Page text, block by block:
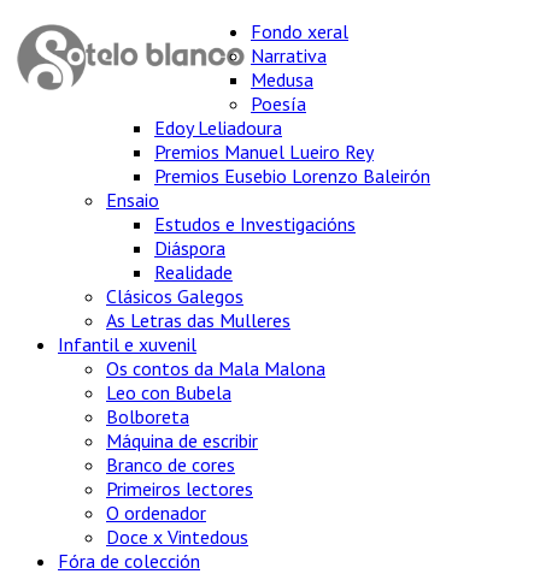
Fondo xeral
Narrativa
Medusa
Poesía
Edoy Leliadoura
Premios Manuel Lueiro Rey
Premios Eusebio Lorenzo Baleirón
Ensaio
Estudos e Investigacións
Diáspora
Realidade
Clásicos Galegos
As Letras das Mulleres
Infantil e xuvenil
Os contos da Mala Malona
Leo con Bubela
Bolboreta
Máquina de escribir
Branco de cores
Primeiros lectores
O ordenador
Doce x Vintedous
Fóra de colección